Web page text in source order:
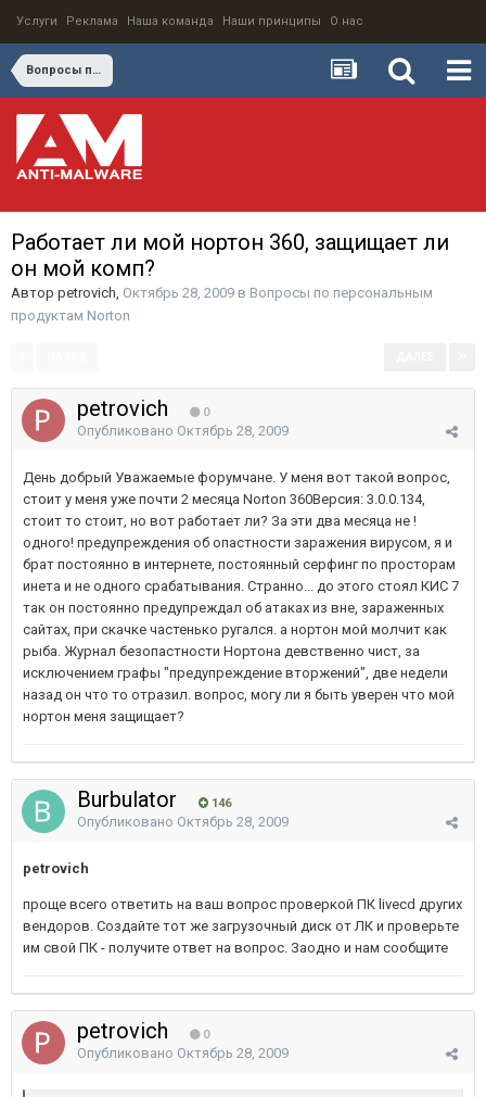
Услуги Реклама Наша команда Наши принципы О нас
Вопросы по персональным продуктам Norton
Работает ли мой нортон 360, защищает ли
он мой комп?
Автор petrovich, Октябрь 28, 2009 в Вопросы по персональным
продуктам Norton
petrovich 0
Опубликовано Октябрь 28, 2009
День добрый Уважаемые форумчане. У меня вот такой вопрос,
стоит у меня уже почти 2 месяца Norton 360Версия: 3.0.0.134,
стоит то стоит, но вот работает ли? За эти два месяца не !
одного! предупреждения об опастности заражения вирусом, я и
брат постоянно в интернете, постоянный серфинг по просторам
инета и не одного срабатывания. Странно... до этого стоял КИС 7
так он постоянно предупреждал об атаках из вне, зараженных
сайтах, при скачке частенько ругался. а нортон мой молчит как
рыба. Журнал безопастности Нортона девственно чист, за
исключением графы "предупреждение вторжений", две недели
назад он что то отразил. вопрос, могу ли я быть уверен что мой
нортон меня защищает?
Burbulator 146
Опубликовано Октябрь 28, 2009
petrovich
проще всего ответить на ваш вопрос проверкой ПК livecd других
вендоров. Создайте тот же загрузочный диск от ЛК и проверьте
им свой ПК - получите ответ на вопрос. Заодно и нам сообщите
petrovich 0
Опубликовано Октябрь 28, 2009